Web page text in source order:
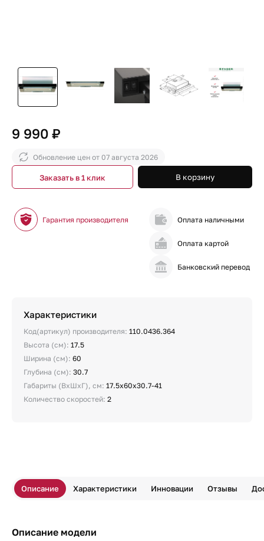
9 990 ₽
Обновление цен от 07 августа 2026
В корзину
Заказать в 1 клик
Гарантия производителя Оплата наличными
Оплата картой
Банковский перевод
Характеристики
Код(артикул) производителя: 110.0436.364
Высота (см): 17.5
Ширина (см): 60
Глубина (см): 30.7
Габариты (ВхШхГ), см: 17.5х60х30.7-41
Количество скоростей: 2
Описание Характеристики Инновации Отзывы
Описание модели